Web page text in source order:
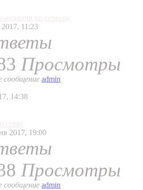
по серверу
11:23
Просмотры
сообщение admin
14:38
серву
2017, 19:00
Просмотры
сообщение admin